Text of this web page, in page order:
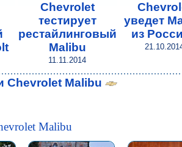
Chevrolet
тестирует
рестайлинговый
Malibu
11.11.2014
уведет
из
Chevrolet Malibu
Malibu